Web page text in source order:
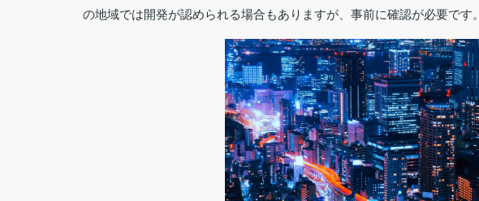
の地域では開発が認められる場合もありますが、事前に確認が必要です。